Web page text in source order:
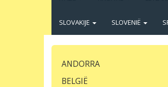
SLOVAKIJE SLOVENIË
ANDORRA
BELGIË